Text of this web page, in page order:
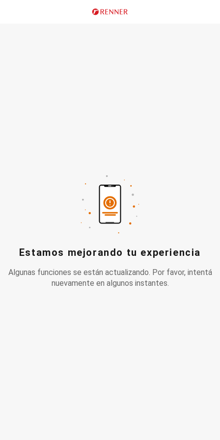
Estamos mejorando tu experiencia
Algunas funciones se están actualizando. Por favor, intentá
nuevamente en algunos instantes.